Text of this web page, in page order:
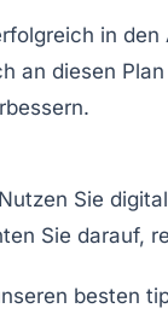
in
an diesen
Sie
Sie darauf,